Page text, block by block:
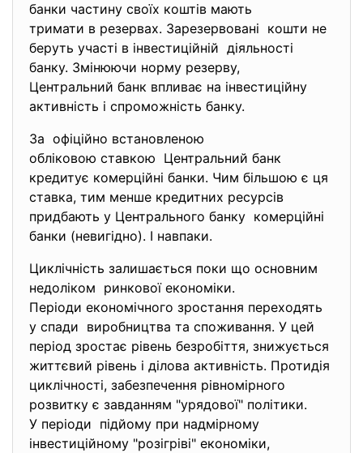
банки частину своїх коштів мають
тримати в резервах. Зарезервовані кошти не
беруть участі в інвестиційній діяльності
банку. Змінюючи норму резерву,
Центральний банк впливає на інвестиційну
активність і спроможність банку.
За офіційно встановленою
обліковою ставкою Центральний банк
кредитує комерційні банки. Чим більшою є ця
ставка, тим менше кредитних ресурсів
придбають у Центрального банку комерційні
банки (невигідно). І навпаки.
Циклічність залишається поки що основним
недоліком ринкової економіки.
Періоди економічного зростання переходять
у спади виробництва та споживання. У цей
період зростає рівень безробіття, знижується
життєвий рівень і ділова активність. Протидія
циклічності, забезпечення рівномірного
розвитку є завданням "урядової" політики.
У періоди підйому при надмірному
інвестиційному "розігріві" економіки,